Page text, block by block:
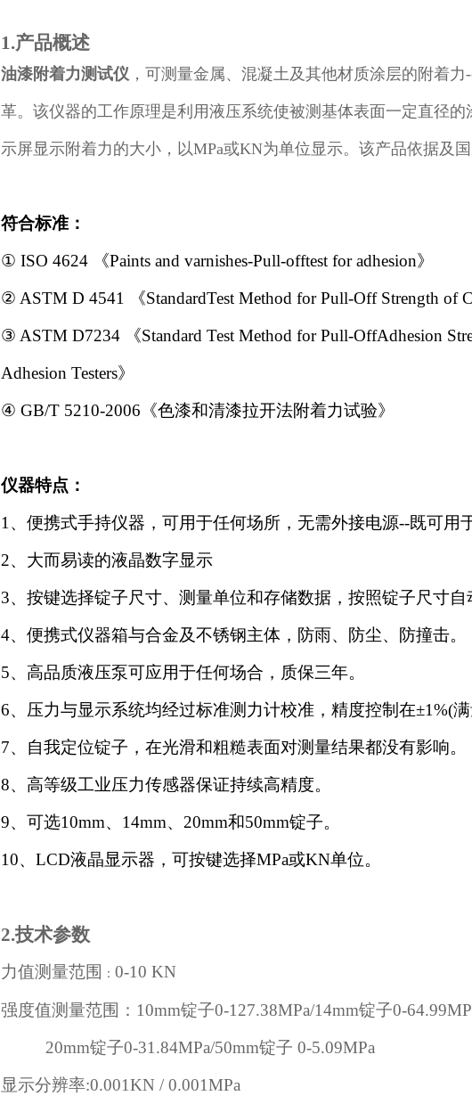
1.产品概述
油漆附着力测试仪 ，可测量金属、混凝土及其他材质涂层的附着
革。该仪器的工作原理是利用液压系统使被测基体表面一定直径
示屏显示附着力的大小，以MPa或KN为单位显示。该产品依据及
符合标准：
① ISO 4624 《Paints and varnishes-Pull-offtest for adhesion》
② ASTM D 4541 《StandardTest Method for Pull-Off Strength of
③ ASTM D7234 《Standard Test Method for Pull-OffAdhesion
Adhesion Testers》
④ GB/T 5210-2006《色漆和清漆拉开法附着力试验》
仪器特点：
1、 便携式手持仪器，可用于任何场所，无需外接电源--既可用
2、 大而易读的液晶数字显示
3、 按键选择锭子尺寸、测量单位和存储数据，按照锭子尺寸自
4、便携式仪器箱与合金及不锈钢主体， 防雨、防尘、防撞击。
5、 高品质液压泵可应用于任何场合，质保三年。
6、
压力与显示系统均经过标准测力计校准，精度控制在±1%(
7、
自我定位锭子，在光滑和粗糙表面对测量结果都没有影响。
8、 高等级工业压力传感器保证持续高精度。
9、 可选10mm、14mm、20mm和50mm锭子。
10、 LCD液晶显示器，可按键选择MPa或KN单位。
2.技术参数
力值测量范围 ： 0-10 KN
强度值测量范围：10mm锭子0-127.38MPa/14mm锭子0-
20mm锭子0-31.84MPa/50mm锭子 0-5.09MPa
显示分辨率:0.001KN / 0.001MPa